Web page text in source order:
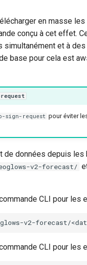
en masse
conçu à cet effet.
simultanément et à
base pour cela est
sign-request pour éviter
de données depuis
v2-forecast/
CLI pour
v2-forecast/
CLI pour